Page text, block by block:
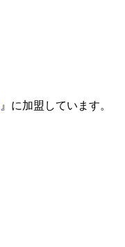
』に加盟しています。